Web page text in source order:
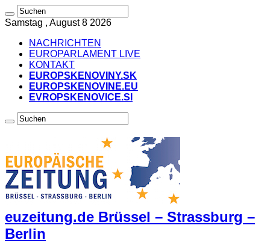
Samstag , August 8 2026
NACHRICHTEN
EUROPARLAMENT LIVE
KONTAKT
EUROPSKENOVINY.SK
EUROPSKENOVINE.EU
EVROPSKENOVICE.SI
euzeitung.de Brüssel – Strassburg –
Berlin